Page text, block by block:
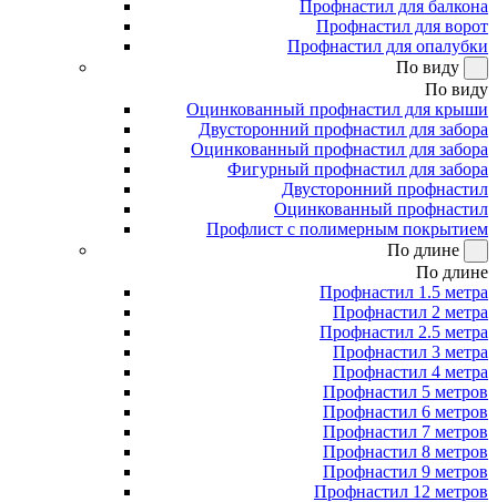
Профнастил для балкона
Профнастил для ворот
Профнастил для опалубки
По виду
По виду
Оцинкованный профнастил для крыши
Двусторонний профнастил для забора
Оцинкованный профнастил для забора
Фигурный профнастил для забора
Двусторонний профнастил
Оцинкованный профнастил
Профлист с полимерным покрытием
По длине
По длине
Профнастил 1.5 метра
Профнастил 2 метра
Профнастил 2.5 метра
Профнастил 3 метра
Профнастил 4 метра
Профнастил 5 метров
Профнастил 6 метров
Профнастил 7 метров
Профнастил 8 метров
Профнастил 9 метров
Профнастил 12 метров